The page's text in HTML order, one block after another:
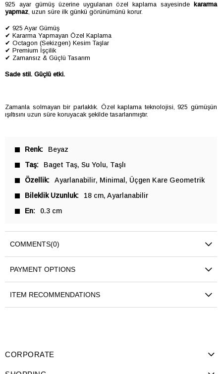
925 ayar gümüş üzerine uygulanan özel kaplama sayesinde kararma
yapmaz, uzun süre ilk günkü görünümünü korur.
✔ 925 Ayar Gümüş
✔ Kararma Yapmayan Özel Kaplama
✔ Octagon (Sekizgen) Kesim Taşlar
✔ Premium İşçilik
✔ Zamansız & Güçlü Tasarım
Sade stil. Güçlü etki.
Zamanla solmayan bir parlaklık. Özel kaplama teknolojisi, 925 gümüşün
ışıltısını uzun süre koruyacak şekilde tasarlanmıştır.
Renk
Beyaz
Taş
Baget Taş Su Yolu
Taşlı
Özellik
Ayarlanabilir Minimal
Üçgen Kare Geometrik
Bileklik Uzunluk
18 cm Ayarlanabilir
En
0.3 cm
COMMENTS(0)
PAYMENT OPTIONS
ITEM RECOMMENDATIONS
CORPORATE